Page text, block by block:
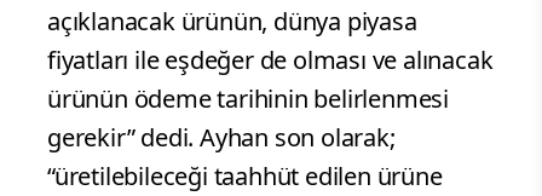
açıklanacak ürünün, dünya piyasa
fiyatları ile eşdeğer de olması ve alınacak
ürünün ödeme tarihinin belirlenmesi
gerekir” dedi. Ayhan son olarak;
“üretilebileceği taahhüt edilen ürüne